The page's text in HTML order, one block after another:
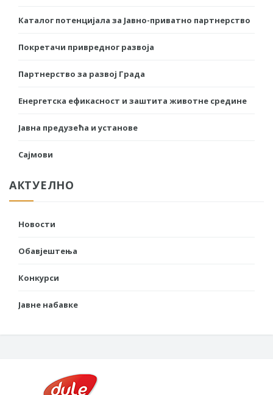
Каталог потенцијала за Јавно-приватно партнерство
Покретачи привредног развоја
Партнерство за развој Града
Енергетска ефикасност и заштита животне средине
Јавна предузећа и установе
Сајмови
АКТУЕЛНО
Новости
Обавјештења
Конкурси
Јавне набавке